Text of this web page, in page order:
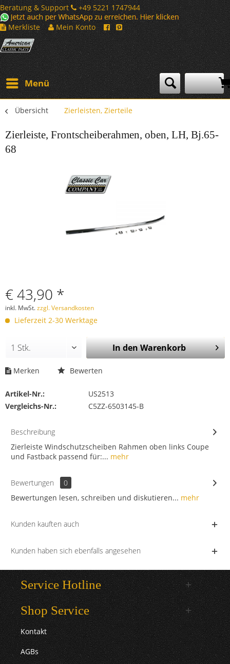
Beratung & Support
+49 5221 1747944
Merkliste
Mein Konto
Menü
Übersicht Zierleisten, Zierteile
Zierleiste, Frontscheiberahmen, oben, LH, Bj.65-
68
€ 43,90 *
inkl. MwSt.zzgl. Versandkosten
Lieferzeit 2-30 Werktage
In denWarenkorb
Merken Bewerten
Artikel-Nr.:
US2513
Vergleichs-Nr.:
C5ZZ-6503145-B
Beschreibung
Zierleiste Windschutzscheiben Rahmen oben links Coupe
und Fastback passend für:... mehr
Bewertungen
0
Bewertungen lesen, schreiben und diskutieren... mehr
Kunden kauften auch
Kunden haben sich ebenfalls angesehen
Service Hotline
Shop Service
Kontakt
AGBs